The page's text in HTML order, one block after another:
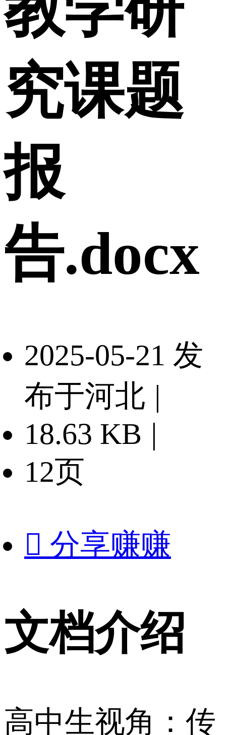
究课题
报
告.docx
2025-05-21 发
布于河北 |
18.63 KB |
12页
 分享赚赚
文档介绍
高中生视角：传